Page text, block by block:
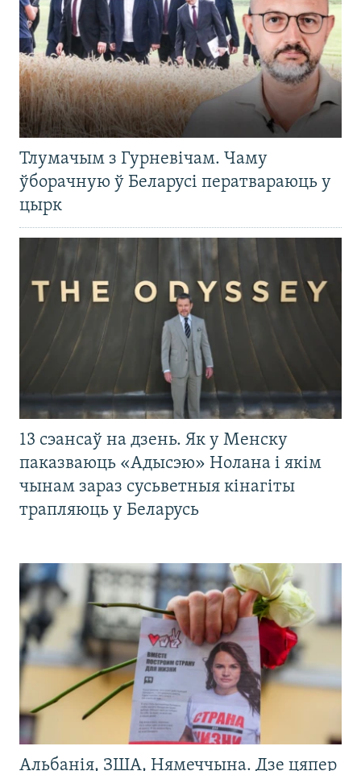
Тлумачым з Гурневічам. Чаму
ўборачную ў Беларусі ператвараюць у
цырк
13 сэансаў на дзень. Як у Менску
паказваюць «Адысэю» Нолана і якім
чынам зараз сусьветныя кінагіты
трапляюць у Беларусь
Альбанія, ЗША, Нямеччына. Дзе цяпер